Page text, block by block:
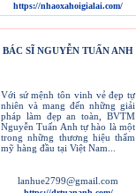
https://nhaoxahoigialai.com/
BÁC SĨ NGUYỄN TUẤN ANH
Với sứ mệnh tôn vinh vẻ đẹp tự
nhiên và mang đến những giải
pháp làm đẹp an toàn, BVTM
Nguyễn Tuấn Anh tự hào là một
trong những thương hiệu thẩm
mỹ hàng đầu tại Việt Nam...
lanhue2799@gmail.com